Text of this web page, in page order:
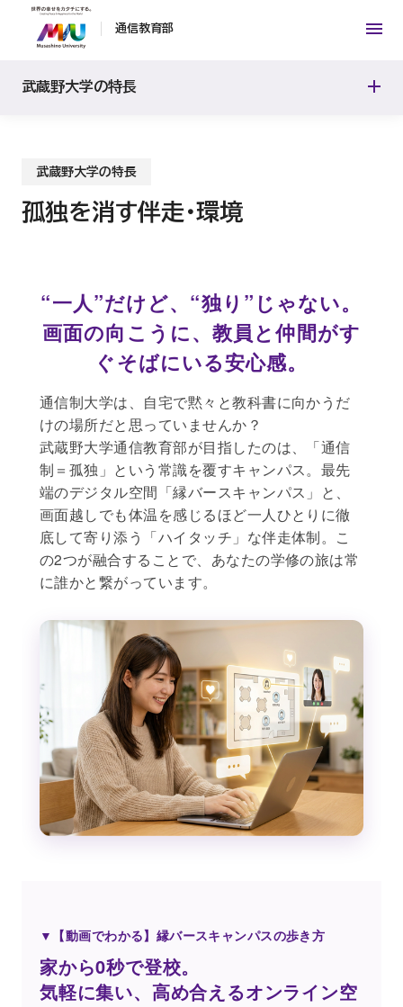
通信教育部
武蔵野大学の特長
孤独を消す伴走・環境
“一人”だけど、“独り”じゃない。
画面の向こうに、教員と仲間がす
ぐそばにいる安心感。
通信制大学は、自宅で黙々と教科書に向かうだ
けの場所だと思っていませんか？
武蔵野大学通信教育部が目指したのは、「通信
制＝孤独」という常識を覆すキャンパス。最先
端のデジタル空間「縁バースキャンパス」と、
画面越しでも体温を感じるほど一人ひとりに徹
底して寄り添う「ハイタッチ」な伴走体制。こ
の2つが融合することで、あなたの学修の旅は常
に誰かと繋がっています。
▼【動画でわかる】縁バースキャンパスの歩き方
家から0秒で登校。
気軽に集い、高め合えるオンライン空
武蔵野大学の特長
AI時代を生き抜く「思考力」
キャリアを拓く1万人のネットワーク